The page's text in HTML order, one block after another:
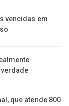
vencidas em
que atende 800